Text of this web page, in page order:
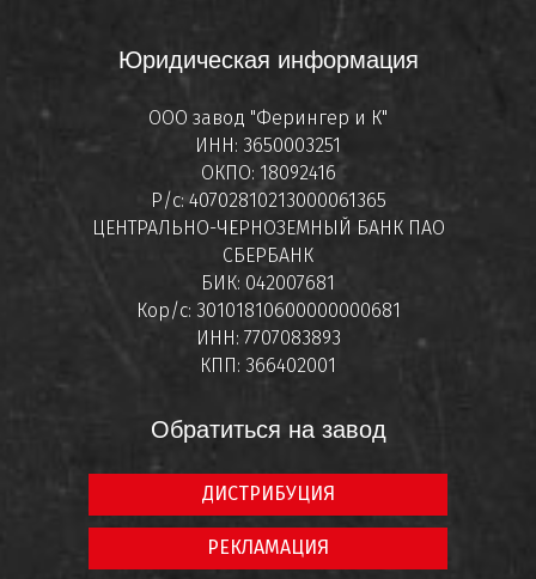
Юридическая информация
ООО завод "Ферингер и К"
ИНН: 3650003251
ОКПО: 18092416
Р/с: 40702810213000061365
ЦЕНТРАЛЬНО-ЧЕРНОЗЕМНЫЙ БАНК ПАО
СБЕРБАНК
БИК: 042007681
Кор/с: 30101810600000000681
ИНН: 7707083893
КПП: 366402001
Обратиться на завод
ДИСТРИБУЦИЯ
РЕКЛАМАЦИЯ